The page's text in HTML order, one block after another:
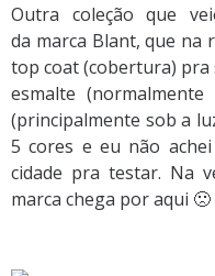
Outra coleção que
da marca Blant, que na
top coat (cobertura) pra
esmalte
(principalmente sob a
5 cores e eu não
cidade pra testar. Na
marca chega por aqui 🙁